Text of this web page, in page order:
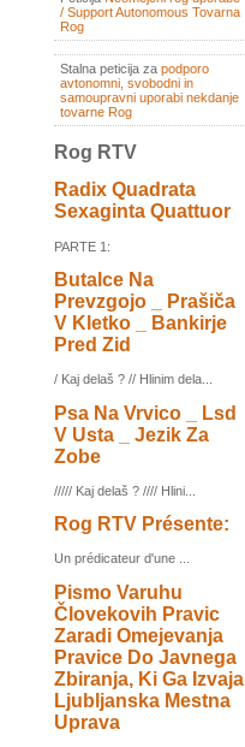
/ Support Autonomous Tovarna
Rog
Stalna peticija za podporo
avtonomni, svobodni in
samoupravni uporabi nekdanje
tovarne Rog
Rog RTV
Radix Quadrata
Sexaginta Quattuor
PARTE 1:
Butalce Na
Prevzgojo _ Prašiča
V Kletko _ Bankirje
Pred Zid
/ Kaj delaš ? // Hlinim dela...
Psa Na Vrvico _ Lsd
V Usta _ Jezik Za
Zobe
///// Kaj delaš ? //// Hlini...
Rog RTV Présente:
Un prédicateur d'une ...
Pismo Varuhu
Človekovih Pravic
Zaradi Omejevanja
Pravice Do Javnega
Zbiranja, Ki Ga Izvaja
Ljubljanska Mestna
Uprava